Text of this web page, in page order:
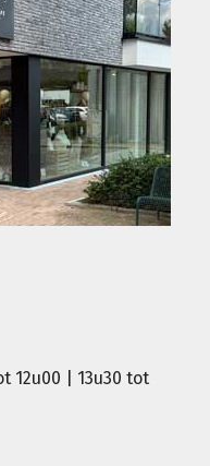
12u00 | 13u30 tot